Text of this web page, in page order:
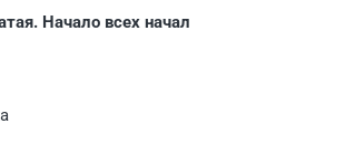
Начало всех начал